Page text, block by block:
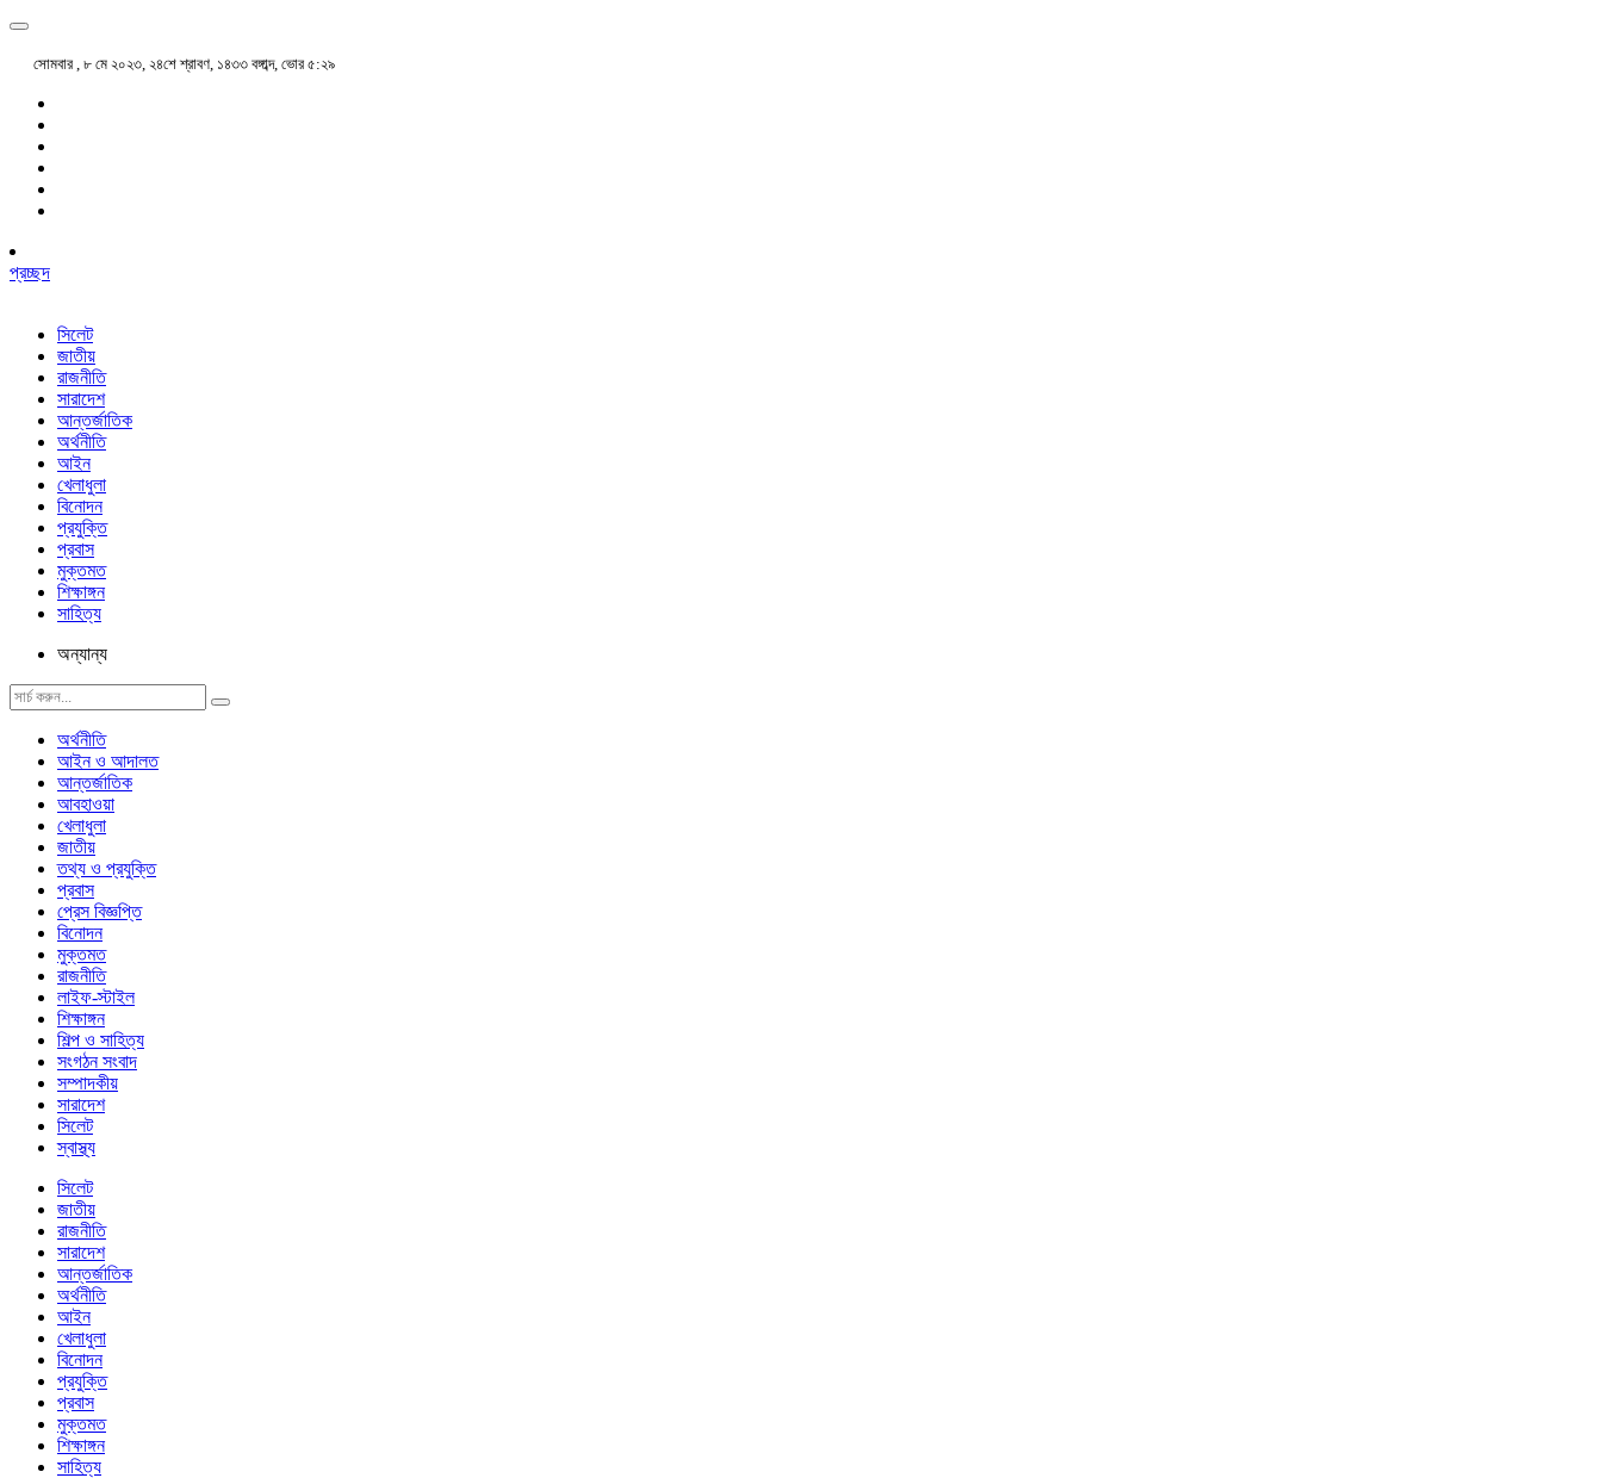
সোমবার , ৮ মে ২০২৩, ২৪শে শ্রাবণ, ১৪৩৩ বঙ্গাব্দ, ভোর ৫:২৯
প্রচ্ছদ
সিলেট
জাতীয়
রাজনীতি
সারাদেশ
আন্তর্জাতিক
অর্থনীতি
আইন
খেলাধুলা
বিনোদন
প্রযুক্তি
প্রবাস
মুক্তমত
শিক্ষাঙ্গন
সাহিত্য
অন্যান্য
অর্থনীতি
আইন ও আদালত
আন্তর্জাতিক
আবহাওয়া
খেলাধুলা
জাতীয়
তথ্য ও প্রযুক্তি
প্রবাস
প্রেস বিজ্ঞপ্তি
বিনোদন
মুক্তমত
রাজনীতি
লাইফ-স্টাইল
শিক্ষাঙ্গন
শিল্প ও সাহিত্য
সংগঠন সংবাদ
সম্পাদকীয়
সারাদেশ
সিলেট
স্বাস্থ্য
সিলেট
জাতীয়
রাজনীতি
সারাদেশ
আন্তর্জাতিক
অর্থনীতি
আইন
খেলাধুলা
বিনোদন
প্রযুক্তি
প্রবাস
মুক্তমত
শিক্ষাঙ্গন
সাহিত্য